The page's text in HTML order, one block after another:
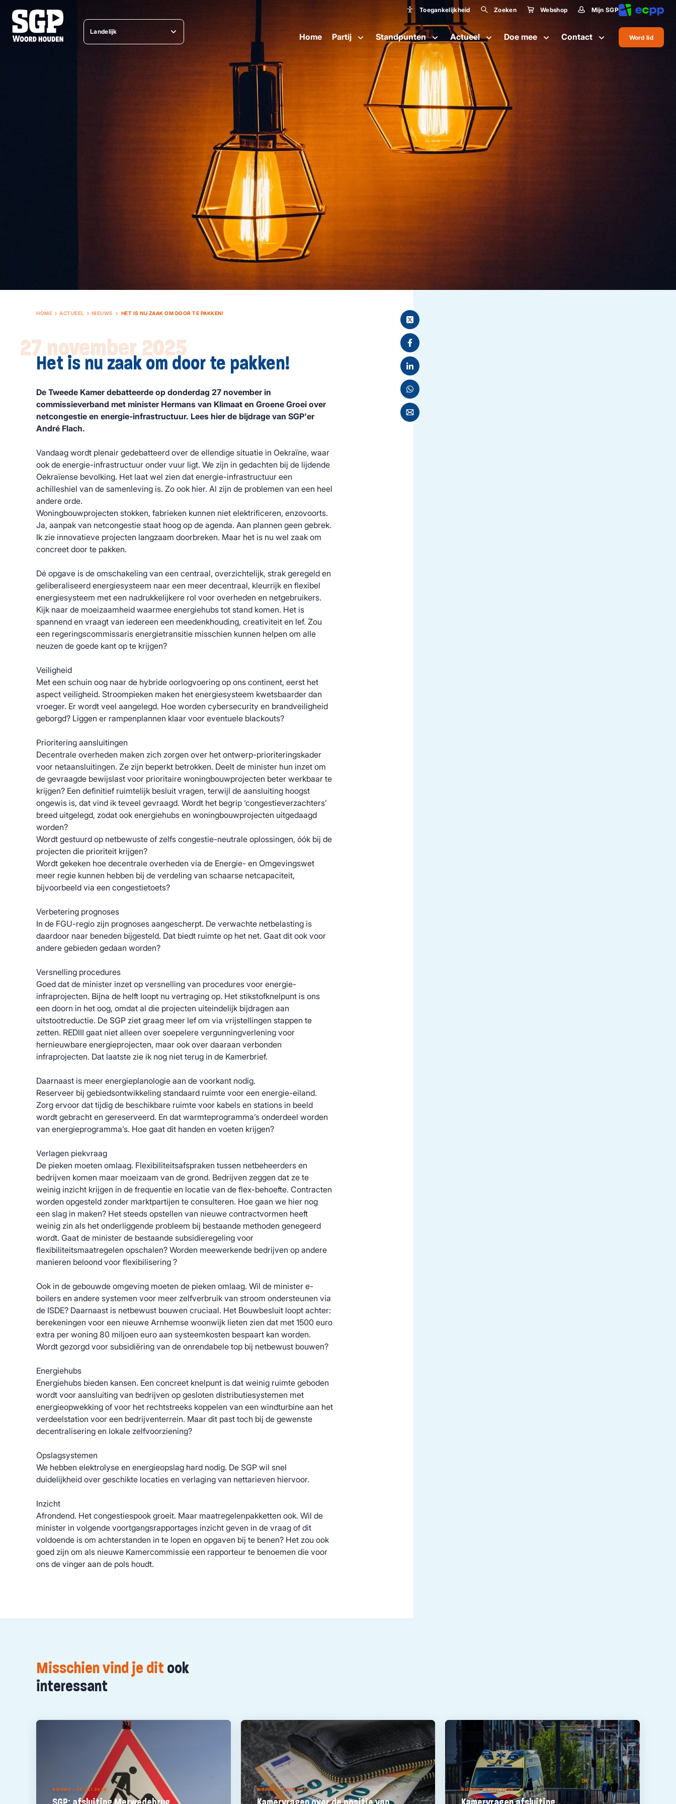
Toegankelijkheid
Toegankelijkheid
Lettergrootte
Zoeken Webshop Mijn SGP
Landelijk
Word lid
Home Partij Standpunten Actueel Doe mee Contact
HOME ACTUEEL NIEUWS HET IS NU ZAAK OM DOOR TE PAKKEN!
27 november 2025
Het is nu zaak om door te pakken!
De Tweede Kamer debatteerde op donderdag 27 november in
commissieverband met minister Hermans van Klimaat en Groene Groei over
netcongestie en energie-infrastructuur. Lees hier de bijdrage van SGP'er
André Flach.
Vandaag wordt plenair gedebatteerd over de ellendige situatie in Oekraïne, waar
ook de energie-infrastructuur onder vuur ligt. We zijn in gedachten bij de lijdende
Oekraïense bevolking. Het laat wel zien dat energie-infrastructuur een
achilleshiel van de samenleving is. Zo ook hier. Al zijn de problemen van een heel
andere orde.
Woningbouwprojecten stokken, fabrieken kunnen niet elektrificeren, enzovoorts.
Ja, aanpak van netcongestie staat hoog op de agenda. Aan plannen geen gebrek.
Ik zie innovatieve projecten langzaam doorbreken. Maar het is nu wel zaak om
concreet door te pakken.
Dé opgave is de omschakeling van een centraal, overzichtelijk, strak geregeld en
geliberaliseerd energiesysteem naar een meer decentraal, kleurrijk en flexibel
energiesysteem met een nadrukkelijkere rol voor overheden en netgebruikers.
Kijk naar de moeizaamheid waarmee energiehubs tot stand komen. Het is
spannend en vraagt van iedereen een meedenkhouding, creativiteit en lef. Zou
een regeringscommissaris energietransitie misschien kunnen helpen om alle
neuzen de goede kant op te krijgen?
Veiligheid
Met een schuin oog naar de hybride oorlogvoering op ons continent, eerst het
aspect veiligheid. Stroompieken maken het energiesysteem kwetsbaarder dan
vroeger. Er wordt veel aangelegd. Hoe worden cybersecurity en brandveiligheid
geborgd? Liggen er rampenplannen klaar voor eventuele blackouts?
Prioritering aansluitingen
Decentrale overheden maken zich zorgen over het ontwerp-prioriteringskader
voor netaansluitingen. Ze zijn beperkt betrokken. Deelt de minister hun inzet om
de gevraagde bewijslast voor prioritaire woningbouwprojecten beter werkbaar te
krijgen? Een definitief ruimtelijk besluit vragen, terwijl de aansluiting hoogst
ongewis is, dat vind ik teveel gevraagd. Wordt het begrip ‘congestieverzachters’
breed uitgelegd, zodat ook energiehubs en woningbouwprojecten uitgedaagd
worden?
Wordt gestuurd op netbewuste of zelfs congestie-neutrale oplossingen, óók bij de
projecten die prioriteit krijgen?
Wordt gekeken hoe decentrale overheden via de Energie- en Omgevingswet
meer regie kunnen hebben bij de verdeling van schaarse netcapaciteit,
bijvoorbeeld via een congestietoets?
Verbetering prognoses
In de FGU-regio zijn prognoses aangescherpt. De verwachte netbelasting is
daardoor naar beneden bijgesteld. Dat biedt ruimte op het net. Gaat dit ook voor
andere gebieden gedaan worden?
Versnelling procedures
Goed dat de minister inzet op versnelling van procedures voor energie-
infraprojecten. Bijna de helft loopt nu vertraging op. Het stikstofknelpunt is ons
een doorn in het oog, omdat al die projecten uiteindelijk bijdragen aan
uitstootreductie. De SGP ziet graag meer lef om via vrijstellingen stappen te
zetten. REDIII gaat niet alleen over soepelere vergunningverlening voor
hernieuwbare energieprojecten, maar ook over daaraan verbonden
infraprojecten. Dat laatste zie ik nog niet terug in de Kamerbrief.
Daarnaast is meer energieplanologie aan de voorkant nodig.
Reserveer bij gebiedsontwikkeling standaard ruimte voor een energie-eiland.
Zorg ervoor dat tijdig de beschikbare ruimte voor kabels en stations in beeld
wordt gebracht en gereserveerd. En dat warmteprogramma’s onderdeel worden
van energieprogramma’s. Hoe gaat dit handen en voeten krijgen?
Verlagen piekvraag
De pieken moeten omlaag. Flexibiliteitsafspraken tussen netbeheerders en
bedrijven komen maar moeizaam van de grond. Bedrijven zeggen dat ze te
weinig inzicht krijgen in de frequentie en locatie van de flex-behoefte. Contracten
worden opgesteld zonder marktpartijen te consulteren. Hoe gaan we hier nog
een slag in maken? Het steeds opstellen van nieuwe contractvormen heeft
weinig zin als het onderliggende probleem bij bestaande methoden genegeerd
wordt. Gaat de minister de bestaande subsidieregeling voor
flexibiliteitsmaatregelen opschalen? Worden meewerkende bedrijven op andere
manieren beloond voor flexibilisering ?
Ook in de gebouwde omgeving moeten de pieken omlaag. Wil de minister e-
boilers en andere systemen voor meer zelfverbruik van stroom ondersteunen via
de ISDE? Daarnaast is netbewust bouwen cruciaal. Het Bouwbesluit loopt achter:
berekeningen voor een nieuwe Arnhemse woonwijk lieten zien dat met 1500 euro
extra per woning 80 miljoen euro aan systeemkosten bespaart kan worden.
Wordt gezorgd voor subsidiëring van de onrendabele top bij netbewust bouwen?
Energiehubs
Energiehubs bieden kansen. Een concreet knelpunt is dat weinig ruimte geboden
wordt voor aansluiting van bedrijven op gesloten distributiesystemen met
energieopwekking of voor het rechtstreeks koppelen van een windturbine aan het
verdeelstation voor een bedrijventerrein. Maar dit past toch bij de gewenste
decentralisering en lokale zelfvoorziening?
Opslagsystemen
We hebben elektrolyse en energieopslag hard nodig. De SGP wil snel
duidelijkheid over geschikte locaties en verlaging van nettarieven hiervoor.
Inzicht
Afrondend. Het congestiespook groeit. Maar maatregelenpakketten ook. Wil de
minister in volgende voortgangsrapportages inzicht geven in de vraag of dit
voldoende is om achterstanden in te lopen en opgaven bij te benen? Het zou ook
goed zijn om als nieuwe Kamercommissie een rapporteur te benoemen die voor
ons de vinger aan de pols houdt.
Misschien vind je dit ook
interessant
NIEUWS - 23 JULI 2026 NIEUWS - 21 JULI 2026 NIEUWS - 15 JULI 2026